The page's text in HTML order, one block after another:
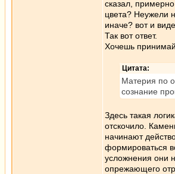
сказал,
цвета? Неужели
иначе? вот и
Так вот ответ.
Хочешь
Цитата:
Материя по
сознание
Здесь такая
отскочило.
начинают
формироваться
усложнения они
опрежающего